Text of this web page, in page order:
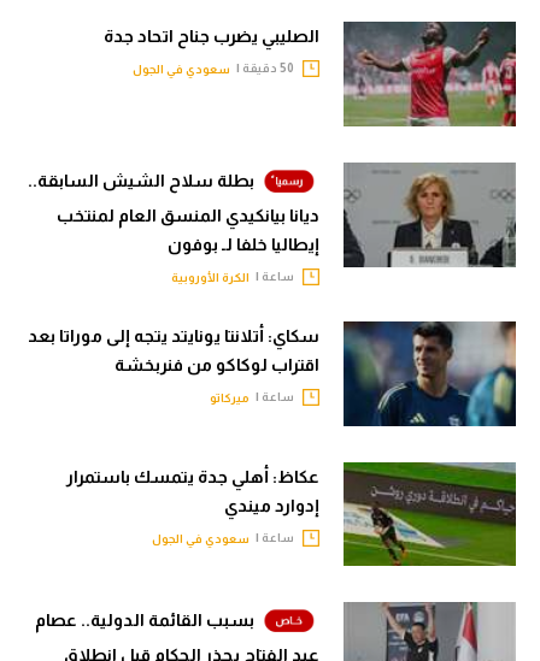
الصليبي يضرب جناح اتحاد جدة
سعودي في الجول
بطلة سلاح الشيش السابقة..
ديانا بيانكيدي المنسق العام لمنتخب
إيطاليا خلفا لـ بوفون
ساعة | الكرة الأوروبية
سكاي: أتلانتا يونايتد يتجه إلى موراتا بعد
اقتراب لوكاكو من فنربخشة
ساعة | ميركاتو
عكاظ: أهلي جدة يتمسك باستمرار
إدوارد ميندي
ساعة | سعودي في الجول
بسبب القائمة الدولية.. عصام
عبد الفتاح يحذر الحكام قبل انطلاق